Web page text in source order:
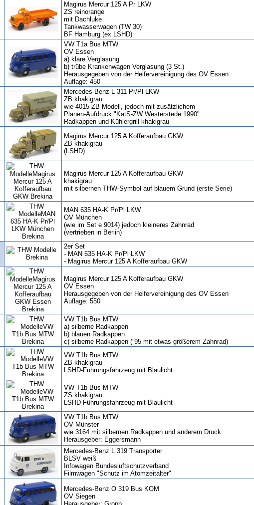
Magirus Mercur 125 A Pr LKW
ZS reinorange
mit Dachluke
Tankwasserwagen (TW 30)
BF Hamburg (ex LSHD)
VW T1a Bus MTW
OV Essen
a) klare Verglasung
b) trübe Krankenwagen Verglasung (3 St.)
Herausgegeben von der Helfervereinigung des OV Essen
Auflage: 450
Mercedes-Benz L 311 Pr/Pl LKW
ZB khakigrau
wie 4015 ZB-Modell, jedoch mit zusätzlichem
Planen-Aufdruck "KatS-ZW Westerstede 1990"
Radkappen und Kühlergrill khakigrau
Magirus Mercur 125 A Kofferaufbau GKW
ZB khakigrau
(LSHD)
Magirus Mercur 125 A Kofferaufbau GKW
khakigrau
mit silbernen THW-Symbol auf blauem Grund (erste Serie)
MAN 635 HA-K Pr/Pl LKW
OV München
(wie im Set e 9014) jedoch kleineres Zahnrad
(vertrieben in Berlin)
2er Set
- MAN 635 HA-K Pr/Pl LKW
- Magirus Mercur 125 A Kofferaufbau GKW
Magirus Mercur 125 A Kofferaufbau GKW
OV Essen
Herausgegeben von der Helfervereinigung des OV Essen
Auflage: 550
VW T1b Bus MTW
a) silberne Radkappen
b) blauen Radkappen
c) silberne Radkappen (´95 mit etwas größerem Zahnrad)
VW T1b Bus MTW
ZB khakigrau
LSHD-Führungsfahrzeug mit Blaulicht
VW T1b Bus MTW
ZS khakigrau
LSHD-Führungsfahrzeug mit Blaulicht
VW T1b Bus MTW
OV Münster
wie 3164 mit silbernen Radkappen und anderem Druck
Herausgeber: Eggersmann
Mercedes-Benz L 319 Transporter
BLSV weiß
Infowagen Bundesluftschutzverband
Filmwagen "Schutz im Atomzeitalter"
Mercedes-Benz O 319 Bus KOM
OV Siegen